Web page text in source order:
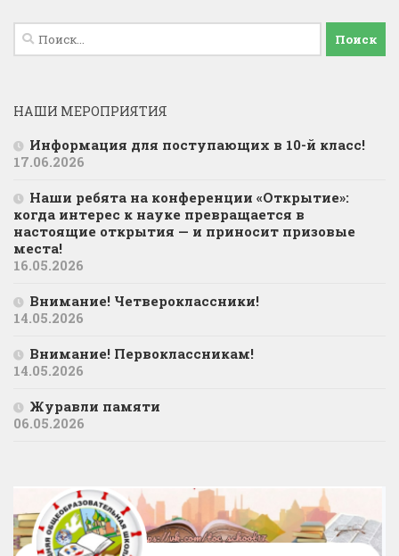
Найти:
НАШИ МЕРОПРИЯТИЯ
Информация для поступающих в 10-й класс!
17.06.2026
Наши ребята на конференции «Открытие»:
когда интерес к науке превращается в
настоящие открытия — и приносит призовые
места!
16.05.2026
Внимание! Четвероклассники!
14.05.2026
Внимание! Первоклассникам!
14.05.2026
Журавли памяти
06.05.2026